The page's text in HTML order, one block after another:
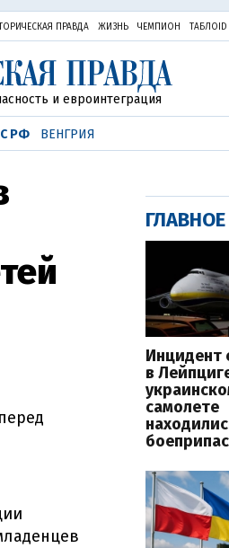
ПРАВДА ЖИЗНЬ ЧЕМПИОН ТАБЛОID
и евроинтеграция
РФ ВЕНГРИЯ
ГЛАВНОЕ
Инцидент
в
самолете